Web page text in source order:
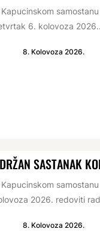
Kapucinskom
6. kolovoza
8. Kolovoza 2026.
SASTANAK
Kapucinskom
2026. redoviti
8. Kolovoza 2026.